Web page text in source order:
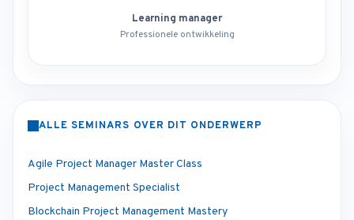
Learning manager
Professionele ontwikkeling
ALLE SEMINARS OVER DIT ONDERWERP
Agile Project Manager Master Class
Project Management Specialist
Blockchain Project Management Mastery